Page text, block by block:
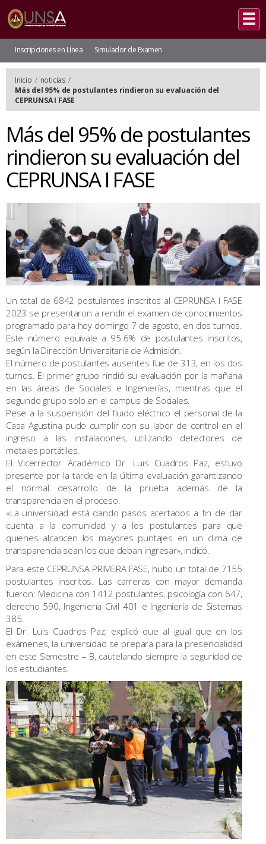
Inscripciones en Línea Simulador de Examen
Inicio / noticias /
Más del 95% de postulantes rindieron su evaluación del
CEPRUNSA I FASE
Más del 95% de postulantes
rindieron su evaluación del
CEPRUNSA I FASE
Un total de 6842 postulantes inscritos al CEPRUNSA I FASE
2023 se presentaron a rendir el examen de conocimientos
programado para hoy domingo 7 de agosto, en dos turnos.
Este número equivale a 95.6% de postulantes inscritos,
según la Dirección Universitaria de Admisión.
El número de postulantes ausentes fue de 313, en los dos
turnos. El primer grupo rindió su evaluación por la mañana
en las áreas de Sociales e Ingenierías, mientras que el
segundo grupo solo en el campus de Sociales.
Pese a la suspensión del fluido eléctrico el personal de la
Casa Agustina pudo cumplir con su labor de control en el
ingreso a las instalaciones, utilizando detectores de
metales portátiles.
El Vicerrector Académico Dr. Luis Cuadros Paz, estuvo
presente por la tarde en la última evaluación garantizando
el normal desarrollo de la prueba además de la
transparencia en el proceso.
«La universidad está dando pasos acertados a fin de dar
cuenta a la comunidad y a los postulantes para que
quienes alcancen los mayores puntajes en un clima de
transparencia sean los que deban ingresar», indicó.
Para este CEPRUNSA PRIMERA FASE, hubo un total de 7155
postulantes inscritos. Las carreras con mayor demanda
fueron: Medicina con 1412 postulantes, psicología con 647,
derecho 590, Ingeniería Civil 401 e Ingeniería de Sistemas
385.
El Dr. Luis Cuadros Paz, explicó que al igual que en los
exámenes, la universidad se prepara para la presencialidad
en este Semestre – B, cautelando siempre la seguridad de
los estudiantes.